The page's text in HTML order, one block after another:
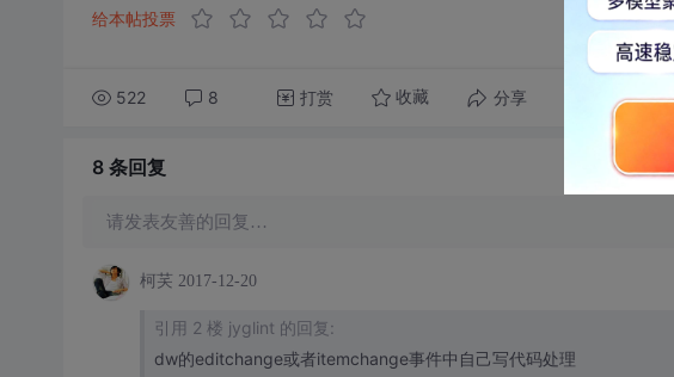
给本帖投票
522 8 打赏 收藏 分享 转发到动态
8 条回复
请发表友善的回复…
柯芺 2017-12-20
引用 2 楼 jyglint 的回复:
dw的editchange或者itemchange事件中自己写代码处理